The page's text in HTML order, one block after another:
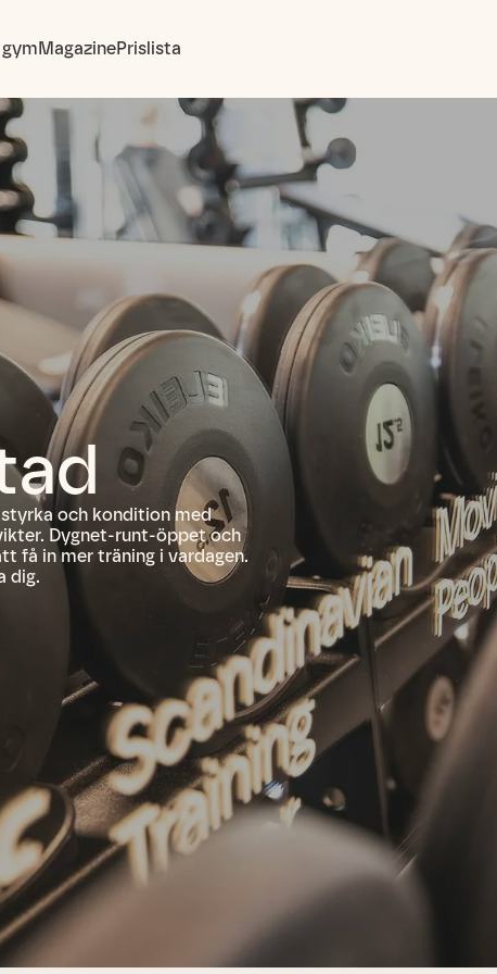
MagazinePrislista
och kondition med
Dygnet-runt-öppet och
få in mer träning i vardagen.
dig.